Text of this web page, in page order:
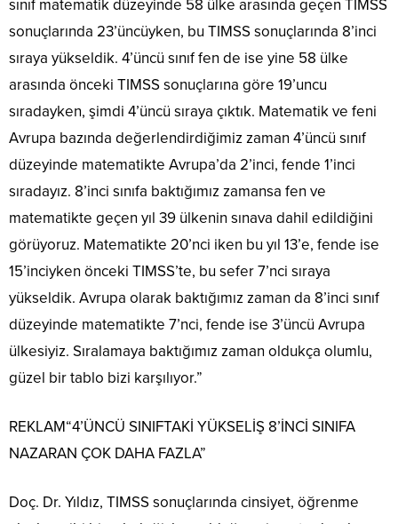
sınıf matematik düzeyinde 58 ülke arasında geçen TIMSS
sonuçlarında 23’üncüyken, bu TIMSS sonuçlarında 8’inci
sıraya yükseldik. 4’üncü sınıf fen de ise yine 58 ülke
arasında önceki TIMSS sonuçlarına göre 19’uncu
sıradayken, şimdi 4’üncü sıraya çıktık. Matematik ve feni
Avrupa bazında değerlendirdiğimiz zaman 4’üncü sınıf
düzeyinde matematikte Avrupa’da 2’inci, fende 1’inci
sıradayız. 8’inci sınıfa baktığımız zamansa fen ve
matematikte geçen yıl 39 ülkenin sınava dahil edildiğini
görüyoruz. Matematikte 20’nci iken bu yıl 13’e, fende ise
15’inciyken önceki TIMSS’te, bu sefer 7’nci sıraya
yükseldik. Avrupa olarak baktığımız zaman da 8’inci sınıf
düzeyinde matematikte 7’nci, fende ise 3’üncü Avrupa
ülkesiyiz. Sıralamaya baktığımız zaman oldukça olumlu,
güzel bir tablo bizi karşılıyor.”
REKLAM“4’ÜNCÜ SINIFTAKİ YÜKSELİŞ 8’İNCİ SINIFA
NAZARAN ÇOK DAHA FAZLA”
Doç. Dr. Yıldız, TIMSS sonuçlarında cinsiyet, öğrenme